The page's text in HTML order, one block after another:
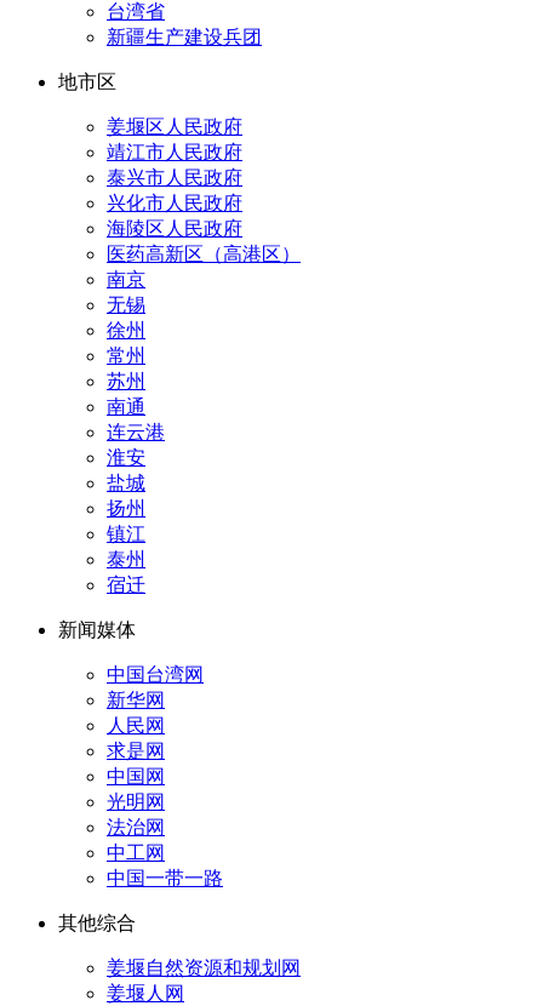
台湾省
新疆生产建设兵团
地市区
姜堰区人民政府
靖江市人民政府
泰兴市人民政府
兴化市人民政府
海陵区人民政府
医药高新区（高港区）
南京
无锡
徐州
常州
苏州
南通
连云港
淮安
盐城
扬州
镇江
泰州
宿迁
新闻媒体
中国台湾网
新华网
人民网
求是网
中国网
光明网
法治网
中工网
中国一带一路
其他综合
姜堰自然资源和规划网
姜堰人网